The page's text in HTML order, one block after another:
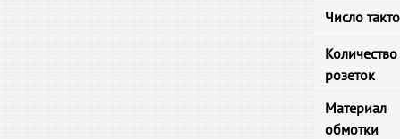
Число
Количество
розеток
Материал
обмотки